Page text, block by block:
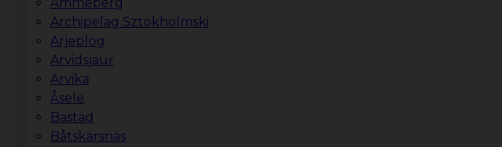
Åmmeberg
Archipelag Sztokholmski
Arjeplog
Arvidsjaur
Arvika
Åsele
Bastad
Båtskärsnäs